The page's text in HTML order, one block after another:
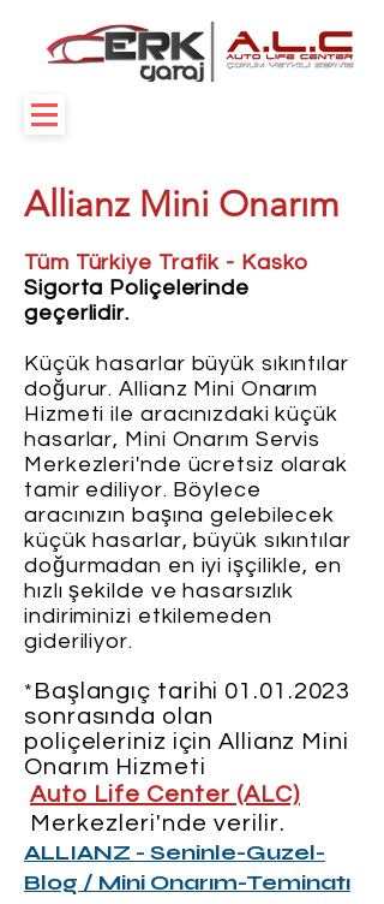
Allianz Mini Onarım
Tüm Türkiye Trafik - Kasko
Sigorta Poliçelerinde
geçerlidir.
Küçük hasarlar büyük sıkıntılar
doğurur. Allianz Mini Onarım
Hizmeti ile aracınızdaki küçük
hasarlar, Mini Onarım Servis
Merkezleri'nde ücretsiz olarak
tamir ediliyor. Böylece
aracınızın başına gelebilecek
küçük hasarlar, büyük sıkıntılar
doğurmadan en iyi işçilikle, en
hızlı şekilde ve hasarsızlık
indiriminizi etkilemeden
gideriliyor.
* Başlangıç tarihi 01.01.2023
sonrasında olan
poliçeleriniz için Allianz Mini
Onarım Hizmeti
Auto Life Center (ALC)
Merkezleri'nde verilir.
ALLIANZ - Seninle-Guzel-
Blog / Mini Onarım-Teminatı